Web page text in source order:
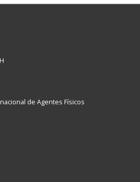
de Agentes Físicos